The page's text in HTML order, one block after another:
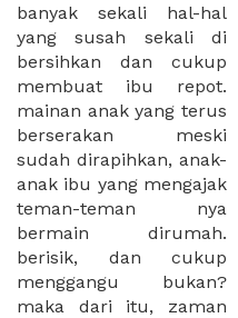
banyak sekali hal-hal
yang susah sekali di
bersihkan dan cukup
membuat ibu repot.
mainan anak yang terus
berserakan meski
sudah dirapihkan, anak-
anak ibu yang mengajak
teman-teman nya
bermain dirumah.
berisik, dan cukup
menggangu bukan?
maka dari itu, zaman
ibu harus tahu jika
XWORK dapat
membantu kebutuhan
ibu untuk melakukan
arisan. ibu tinggal
masukan hari dan
waktunya, pax untuk
anggota yang akan ikut
arisan.. dan semuanya
akan muncul di layar
hape ibu. pilihan-pilihan
tempat yang sesuai
dengan pilihan paket